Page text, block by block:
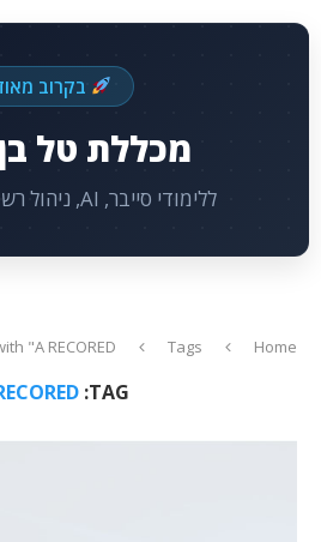
בקרוב
מכללת טל
ללימודי סייבר, AI, ניהול רשתות ותקשורת
Home
Tags
"A RECORED"
TAG: